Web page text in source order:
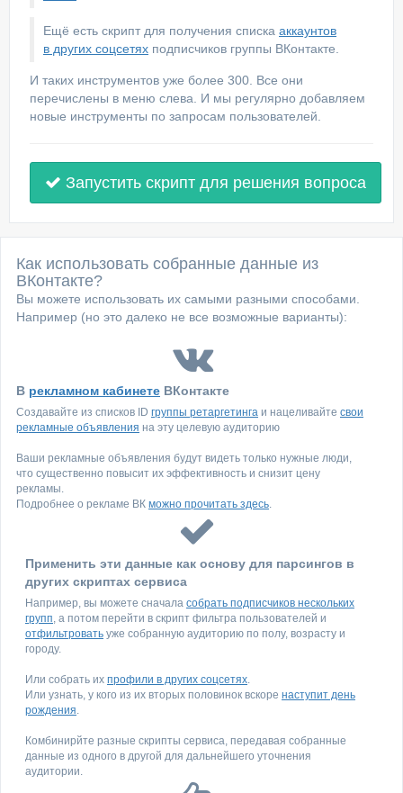
Ещё есть скрипт для получения списка аккаунтов
в других соцсетях подписчиков группы ВКонтакте.
И таких инструментов уже более 300. Все они
перечислены в меню слева. И мы регулярно добавляем
новые инструменты по запросам пользователей.
Запустить скрипт для решения вопроса
Как использовать собранные данные из
ВКонтакте?
Вы можете использовать их самыми разными способами.
Например (но это далеко не все возможные варианты):
В рекламном кабинете ВКонтакте
Создавайте из списков ID группы ретаргетинга и нацеливайте свои
рекламные объявления на эту целевую аудиторию
Ваши рекламные объявления будут видеть только нужные люди,
что существенно повысит их эффективность и снизит цену
рекламы.
Подробнее о рекламе ВК можно прочитать здесь.
Применить эти данные как основу для парсингов в
других скриптах сервиса
Например, вы можете сначала собрать подписчиков нескольких
групп, а потом перейти в скрипт фильтра пользователей и
отфильтровать уже собранную аудиторию по полу, возрасту и
городу.
Или собрать их профили в других соцсетях.
Или узнать, у кого из их вторых половинок вскоре наступит день
рождения.
Комбинирйте разные скрипты сервиса, передавая собранные
данные из одного в другой для дальнейшего уточнения
аудитории.